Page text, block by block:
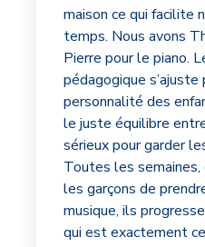
maison ce qui facilite
temps. Nous avons
Pierre pour le piano.
pédagogique
personnalité des
le juste équilibre
sérieux pour garder
Toutes les semaines,
les garçons de
musique, ils
qui est exactement